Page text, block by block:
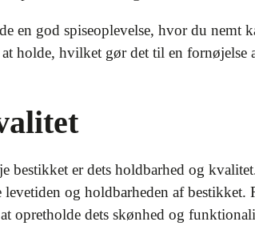
en god spiseoplevelse, hvor du nemt
holde, hvilket gør det til en
bestikket er dets holdbarhed og
og holdbarheden af
opretholde dets skønhed og